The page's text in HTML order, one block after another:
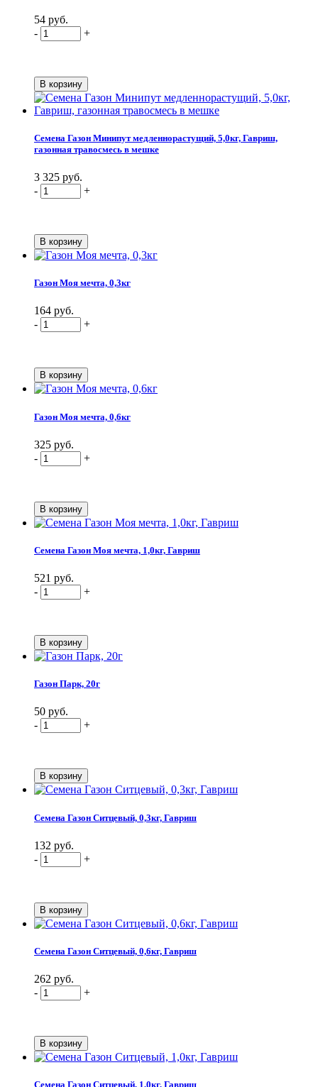
54 руб.
-
+
Семена Газон Минипут медленнорастущий, 5,0кг, Гавриш,
газонная травосмесь в мешке
3 325 руб.
-
+
Газон Моя мечта, 0,3кг
164 руб.
-
+
Газон Моя мечта, 0,6кг
325 руб.
-
+
Семена Газон Моя мечта, 1,0кг, Гавриш
521 руб.
-
+
Газон Парк, 20г
50 руб.
-
+
Семена Газон Ситцевый, 0,3кг, Гавриш
132 руб.
-
+
Семена Газон Ситцевый, 0,6кг, Гавриш
262 руб.
-
+
Семена Газон Ситцевый, 1,0кг, Гавриш